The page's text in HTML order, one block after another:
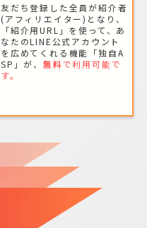
友だち登録した全員が紹介者
(アフィリエイター)となり、
「紹介用URL」を使って、あ
なたのLINE公式アカウント
を広めてくれる機能「独自A
SP」が、 無料で利用可能で
す。